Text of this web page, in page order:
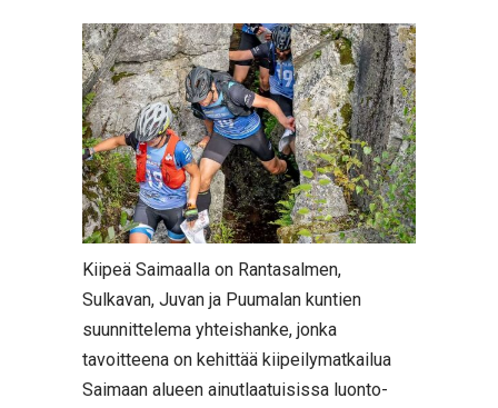
Kiipeä Saimaalla on Rantasalmen,
Sulkavan, Juvan ja Puumalan kuntien
suunnittelema yhteishanke, jonka
tavoitteena on kehittää kiipeilymatkailua
Saimaan alueen ainutlaatuisissa luonto-